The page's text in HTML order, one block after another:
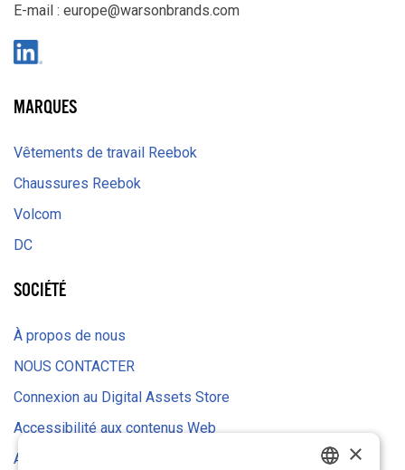
E-mail : europe@warsonbrands.com
MARQUES
Vêtements de travail Reebok
Chaussures Reebok
Volcom
DC
SOCIÉTÉ
À propos de nous
NOUS CONTACTER
Connexion au Digital Assets Store
Accessibilité aux contenus Web
Avis relatif aux cookies
×